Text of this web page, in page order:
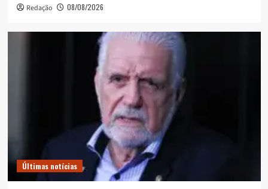
Redação 08/08/2026
Últimas notícias